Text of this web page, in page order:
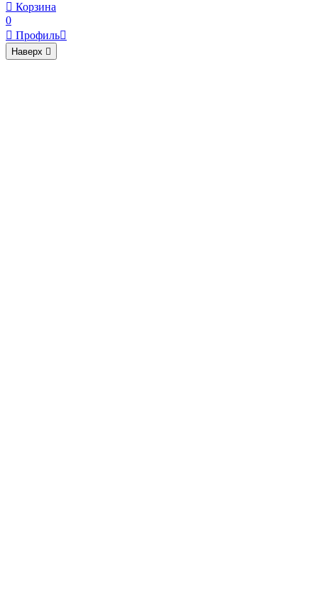
 Корзина
0
 Профиль
Наверх 